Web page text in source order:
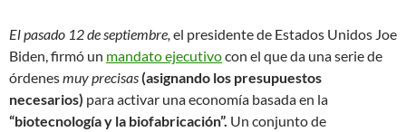
El pasado 12 de septiembre, el presidente de Estados Unidos Joe
Biden, firmó un mandato ejecutivocon el que da una serie de
órdenesmuy precisas(asignando los presupuestos
necesarios) para activar una economía basada en la
“biotecnología y la biofabricación”. Un conjunto de